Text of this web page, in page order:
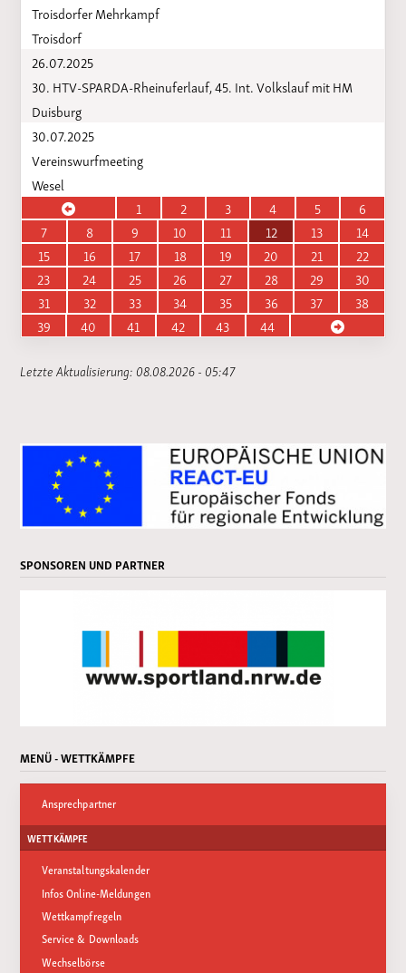
Troisdorfer Mehrkampf
Troisdorf
26.07.2025
30. HTV-SPARDA-Rheinuferlauf, 45. Int. Volkslauf mit HM
Duisburg
30.07.2025
Vereinswurfmeeting
Wesel
1
2 3 4 5
6
7
8 9 10 11 12 13
14
15
16 17 18 19 20 21
22
23
24 25 26 27 28 29
30
31
32 33 34 35 36 37
38
39
40 41 42 43 44
Letzte Aktualisierung: 08.08.2026 - 05:47
SPONSOREN UND PARTNER
MENÜ - WETTKÄMPFE
Ansprechpartner
WETTKÄMPFE
Veranstaltungskalender
Infos Online-Meldungen
Wettkampfregeln
Service & Downloads
Wechselbörse